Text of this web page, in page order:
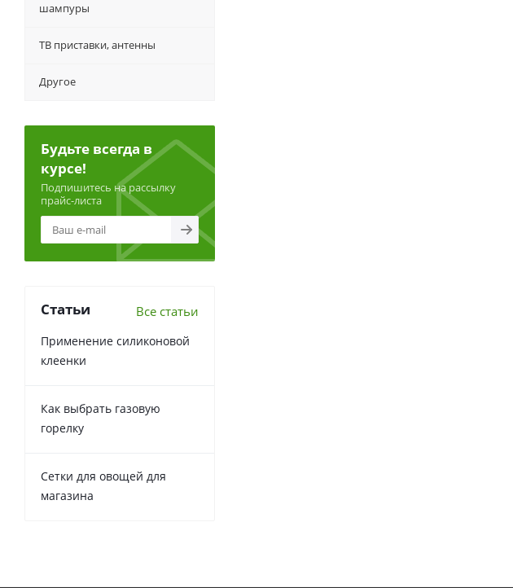
шампуры
ТВ приставки, антенны
Другое
Будьте всегда в
курсе!
Подпишитесь на рассылку
прайс-листа
Статьи Все статьи
Применение силиконовой
клеенки
Как выбрать газовую
горелку
Сетки для овощей для
магазина